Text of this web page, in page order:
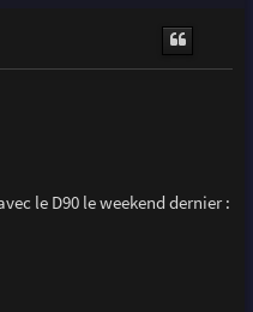
le D90 le weekend dernier :